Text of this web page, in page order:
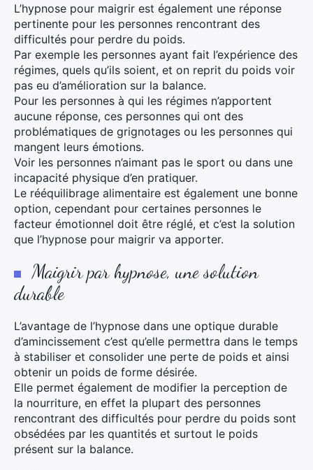
L’hypnose pour maigrir est également une réponse
pertinente pour les personnes rencontrant des
difficultés pour perdre du poids.
Par exemple les personnes ayant fait l’expérience des
régimes, quels qu’ils soient, et on reprit du poids voir
pas eu d’amélioration sur la balance.
Pour les personnes à qui les régimes n’apportent
aucune réponse, ces personnes qui ont des
problématiques de grignotages ou les personnes qui
mangent leurs émotions.
Voir les personnes n’aimant pas le sport ou dans une
incapacité physique d’en pratiquer.
Le rééquilibrage alimentaire est également une bonne
option, cependant pour certaines personnes le
facteur émotionnel doit être réglé, et c’est la solution
que l’hypnose pour maigrir va apporter.
Maigrir par hypnose, une solution
durable
L’avantage de l’hypnose dans une optique durable
d’amincissement c’est qu’elle permettra dans le temps
à stabiliser et consolider une perte de poids et ainsi
obtenir un poids de forme désirée.
Elle permet également de modifier la perception de
la nourriture, en effet la plupart des personnes
rencontrant des difficultés pour perdre du poids sont
obsédées par les quantités et surtout le poids
présent sur la balance.